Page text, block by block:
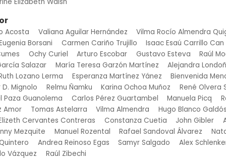
Elizabeth Walsh
Acosta Valiana Aguilar Hernández Vilma Rocío Almendra
Borsani
Carmen Cariño Trujillo Isaac Esaú Carrillo Can
Ochy Curiel Arturo Escobar Gustavo Esteva
Raúl
Salazar
María Teresa Garzón Martínez
Alejandra
Lozano Lerma
Esperanza Martínez Yánez
Bienvenida
Mignolo
Relmu Ñamku Karina Ochoa Muñoz
René Olvera
Paza Guanolema
Carlos Pérez Guartambel Manuela Picq
Amor
Tomas Astelarra Vilma Almendra
Hugo Blanco Galdós
Cervantes Contreras
Constanza Cuetia John Gibler
Mezquite
Manuel Rozental Rafael Sandoval Álvarez
Andrea Reinoso Egas Samyr Salgado Alex
Vázquez
Raúl Zibechi